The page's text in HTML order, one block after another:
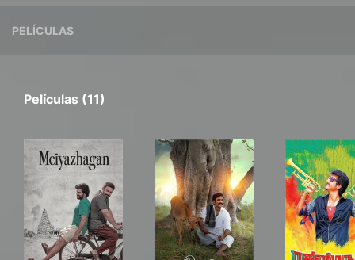
PELÍCULAS
Películas (11)